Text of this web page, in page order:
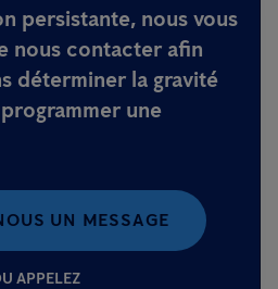
persistante, nous vous
nous contacter afin
déterminer la gravité
une
UN MESSAGE
APPELEZ